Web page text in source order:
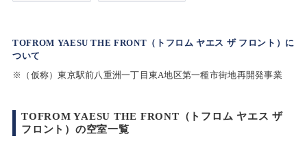
TOFROM YAESU THE FRONT（トフロム ヤエス ザ フロント）に
ついて
※（仮称）東京駅前八重洲一丁目東A地区第一種市街地再開発事業
TOFROM YAESU THE FRONT（トフロム ヤエス ザ
フロント）の空室一覧